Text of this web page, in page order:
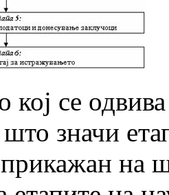
кој се
значи
на